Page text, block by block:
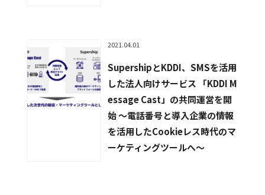
2021.04.01
SupershipとKDDI、SMSを活用
した法人向けサービス 「KDDI M
essage Cast」の共同運営を開
始 〜電話番号と導入企業の情報
を活用したCookieレス時代のマ
ーケティングツールへ〜